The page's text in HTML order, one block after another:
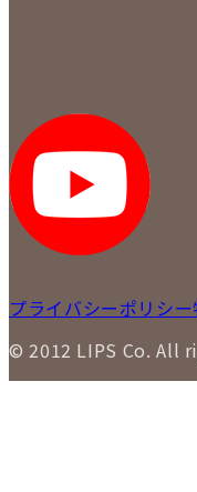
プライバシーポリシー
© 2012 LIPS Co. All